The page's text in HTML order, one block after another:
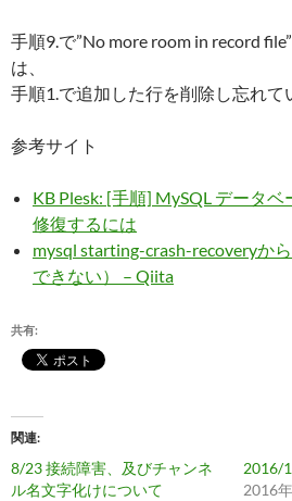
手順9.で”No more room in record
は、
手順1.で追加した行を削除し忘れて
参考サイト
KB Plesk: [手順] MySQL データ
修復するには
mysql starting-crash-recoveryか
できない） – Qiita
共有:
関連
8/23 接続障害、及びチャンネ
ル名文字化けについて
2016/
2016